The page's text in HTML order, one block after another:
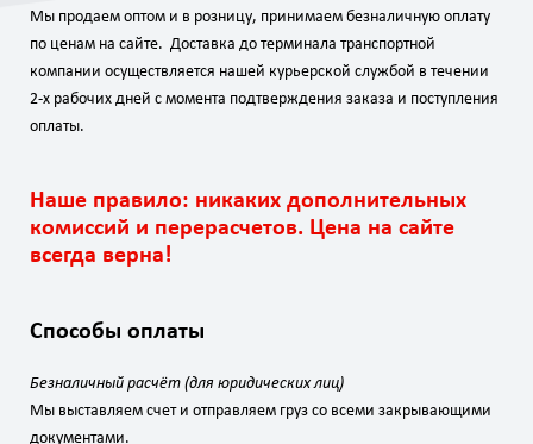
Мы продаем оптом и в розницу, принимаем безналичную оплату
по ценам на сайте. Доставка до терминала транспортной
компании осуществляется нашей курьерской службой в течении
2-х рабочих дней с момента подтверждения заказа и поступления
оплаты.
Наше правило: никаких дополнительных
комиссий и перерасчетов. Цена на сайте
всегда верна!
Способы оплаты
Безналичный расчёт (для юридических лиц)
Мы выставляем счет и отправляем груз со всеми закрывающими
документами.